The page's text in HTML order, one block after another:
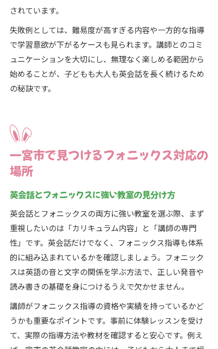
されています。
失敗例としては、難易度が高すぎる内容や一方的な指導
で学習意欲が下がるケースも見られます。講師とのコミ
ュニケーションを大切にし、無理なく楽しめる範囲から
始めることが、子どもも大人も英会話を長く続けるため
の秘訣です。
一宮市で見つけるフォニックス対応の
場所
英会話とフォニックスに強い教室の見分け方
英会話とフォニックスの両方に強い教室を選ぶ際、まず
重視したいのは「カリキュラム内容」と「講師の専門
性」です。英会話だけでなく、フォニックス指導も体系
的に組み込まれているかを確認しましょう。フォニック
スは英語の音と文字の関係を学ぶ方法で、正しい発音や
読み書きの基礎を身につけるうえで欠かせません。
講師がフォニックス指導の資格や実績を持っているかど
うかも重要なポイントです。事前に体験レッスンを受け
て、実際の指導方法や教材を確認すると安心です。例え